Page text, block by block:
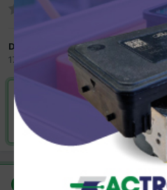
Da andreaaa72
17 Gennaio 2013in Meccatronica
VAI ALLA
Risolta da
SOLUZIONE